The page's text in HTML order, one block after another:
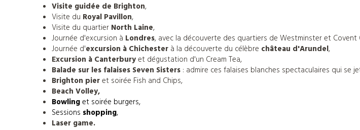
colonies
Visite guidée de Brighton,
Visite du Royal Pavillon,
Visite du quartier North Laine,
Journée d'excursion à Londres, avec la découverte des quartiers de Westminster et Covent
Journée d'excursion à Chichester à la découverte du célèbre château d'Arundel,
Excursion à Canterburyet dégustation d'un Cream Tea,
Balade sur les falaises Seven Sisters : admire ces falaises blanches spectaculaires qui se
Brighton pieret soirée Fish and Chips,
Beach Volley,
Bowlinget soirée burgers,
Sessions shopping,
Laser game.